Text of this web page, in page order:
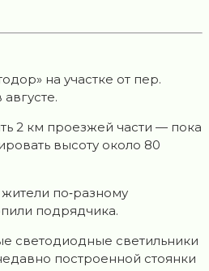
на участке от пер.
2 км проезжей части — пока
высоту около 80
по‑разному
подрядчика.
светодиодные светильники
построенной стоянки